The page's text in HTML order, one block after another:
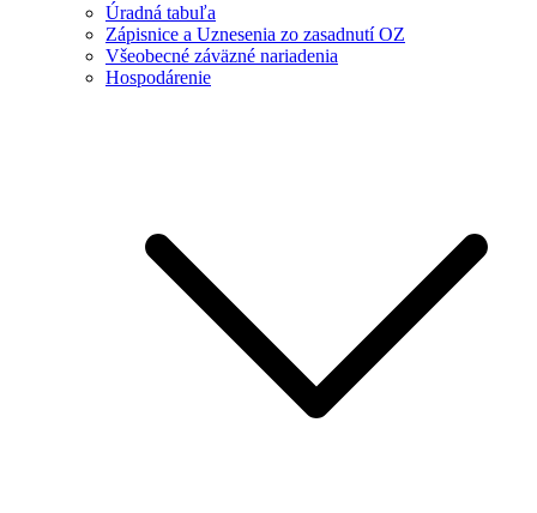
Úradná tabuľa
Zápisnice a Uznesenia zo zasadnutí OZ
Všeobecné záväzné nariadenia
Hospodárenie